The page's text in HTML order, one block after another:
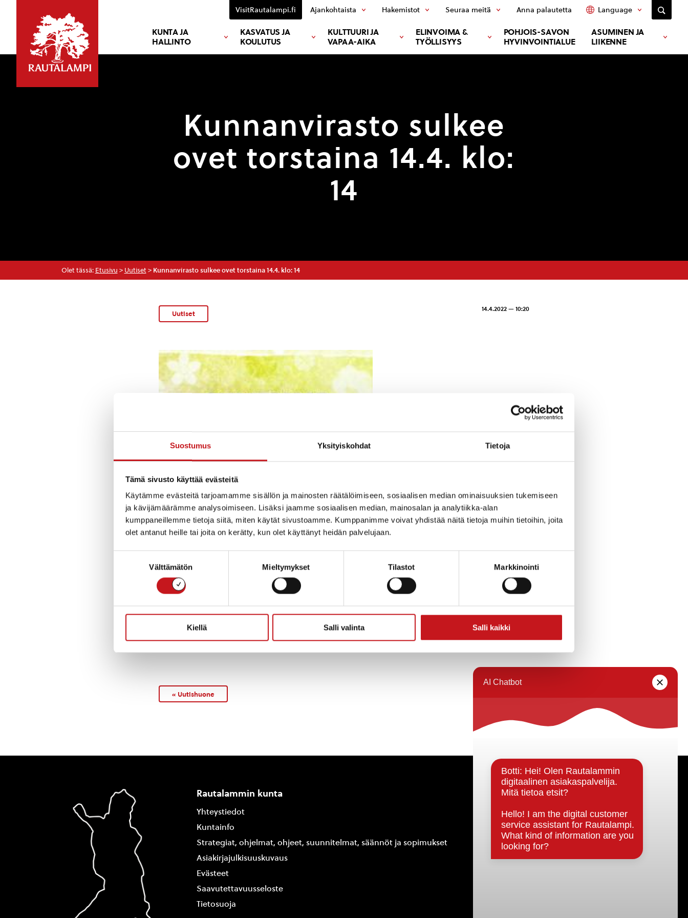
Suostumus Yksityiskohdat Tietoja
Tämä sivusto käyttää evästeitä
Käytämme evästeitä tarjoamamme sisällön ja mainosten räätälöimiseen, sosiaalisen median ominaisuuksien tukemiseen
ja kävijämäärämme analysoimiseen. Lisäksi jaamme sosiaalisen median, mainosalan ja analytiikka-alan
kumppaneillemme tietoja siitä, miten käytät sivustoamme. Kumppanimme voivat yhdistää näitä tietoja muihin tietoihin, joita
olet antanut heille tai joita on kerätty, kun olet käyttänyt heidän palvelujaan.
Välttämätön Mieltymykset Tilastot Markkinointi
Kiellä Salli valinta Salli kaikki
KUNTA JA
HALLINTO
KASVATUS JA
KOULUTUS
KULTTUURI JA
VAPAA-AIKA
ELINVOIMA &
TYÖLLISYYS
POHJOIS-SAVON
HYVINVOINTIALUE
ASUMINEN JA
LIIKENNE
VisitRautalampi.fi Ajankohtaista Hakemistot Seuraa meitä Anna palautetta Language
Kunnanvirasto sulkee
ovet torstaina 14.4. klo:
14
Olet tässä: Etusivu > Uutiset> Kunnanvirasto sulkee ovet torstaina 14.4. klo: 14
Uutiset
14.4.2022 — 10:20
« Uutishuone
Rautalammin kunta
Yhteystiedot
Kuntainfo
Strategiat, ohjelmat, ohjeet, suunnitelmat, säännöt ja sopimukset
Asiakirjajulkisuuskuvaus
Evästeet
Saavutettavuusseloste
Tietosuoja
Päätöksenteko ja lähidemokratia
Päätökset, esityslistat & pöytäkirjat
Hallinto
Kunnanhallitus
Kunnanvaltuusto